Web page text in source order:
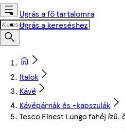
Ugrás a fő tartalomra
Ugrás a kereséshez
Italok
Kávé
Kávépárnák és -kapszulák
Tesco Finest Lungo fahéj